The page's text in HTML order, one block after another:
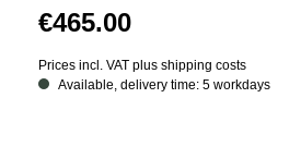
€465.00
Prices incl. VAT plus shipping costs
Available, delivery time: 5 workdays